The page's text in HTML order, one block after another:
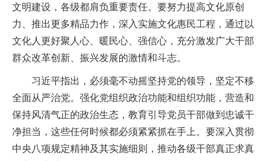
文明建设，各级都肩负重要责任。要努力提高文化原创
力、推出更多精品力作，深入实施文化惠民工程，通过以
文化人更好聚人心、暖民心、强信心，充分激发广大干部
群众改革创新、振兴发展的激情和斗志。
习近平指出，必须毫不动摇坚持党的领导，坚定不移
全面从严治党。强化党组织政治功能和组织功能，营造和
保持风清气正的政治生态，教育引导党员干部做到忠诚干
净担当，这些任何时候都必须紧紧抓在手上。要深入贯彻
中央八项规定精神及其实施细则，推动各级干部真正求真